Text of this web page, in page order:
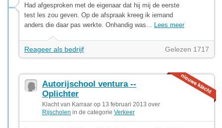
Had afgesproken met de eigenaar dat hij mij de eerste
test les zou geven. Op de afspraak kreeg ik iemand
anders die daar pas werkte. Onhandig was... Lees meer
Reageer als bedrijf Gelezen 1717
Autorijschool ventura --
Oplichter
Klacht van Karraar op 13 februari 2013 over
Rijscholen in de categorie Verkeer